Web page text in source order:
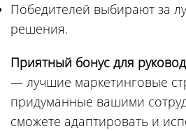
Победителей выбирают за
решения.
Приятный бонус для
— лучшие маркетинговые
придуманные вашими
сможете адаптировать и